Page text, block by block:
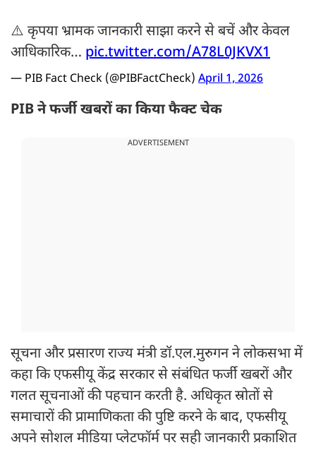
⚠️ कृपया भ्रामक जानकारी साझा करने से बचें और केवल
आधिकारिक… pic.twitter.com/A78L0JKVX1
— PIB Fact Check (@PIBFactCheck) April 1, 2026
PIB ने फर्जी खबरों का किया फैक्ट चेक
ADVERTISEMENT
सूचना और प्रसारण राज्य मंत्री डॉ.एल.मुरुगन ने लोकसभा में
कहा कि एफसीयू केंद्र सरकार से संबंधित फर्जी खबरों और
गलत सूचनाओं की पहचान करती है. अधिकृत स्रोतों से
समाचारों की प्रामाणिकता की पुष्टि करने के बाद, एफसीयू
अपने सोशल मीडिया प्लेटफॉर्म पर सही जानकारी प्रकाशित